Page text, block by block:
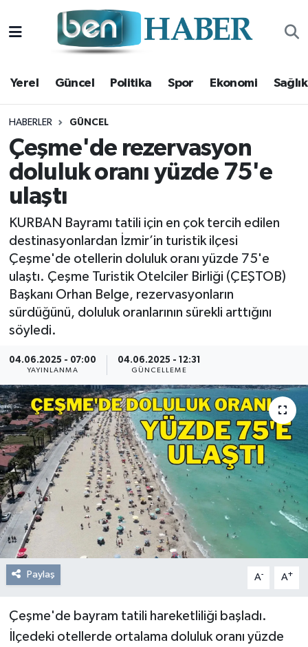
Yerel Güncel Politika Spor Ekonomi Sağlık
HABERLER GÜNCEL
Çeşme'de rezervasyon
doluluk oranı yüzde 75'e
ulaştı
KURBAN Bayramı tatili için en çok tercih edilen
destinasyonlardan İzmir’in turistik ilçesi
Çeşme'de otellerin doluluk oranı yüzde 75'e
ulaştı. Çeşme Turistik Otelciler Birliği (ÇEŞTOB)
Başkanı Orhan Belge, rezervasyonların
sürdüğünü, doluluk oranlarının sürekli arttığını
söyledi.
04.06.2025 - 07:00
YAYINLANMA
04.06.2025 - 12:31
GÜNCELLEME
Paylaş A- A+
Çeşme'de bayram tatili hareketliliği başladı.
İlçedeki otellerde ortalama doluluk oranı yüzde
Yerel
Güncel
Politika
Spor
Ekonomi
Sağlık
Magazin
Kültür Sanat
Resmi Reklam
Röportajlar
Hava Durumu
Trafik Durumu
Süper Lig Puan Durumu ve Fikstür
Tüm Manşetler
Son Dakika Haberleri
Haber Arşivi